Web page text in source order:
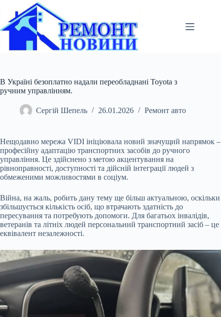
вмісту
В Україні безоплатно надали переобладнані Toyota з
ручним управлінням.
Сергій Шепель 26.01.2026 Ремонт авто
Нещодавно мережа VIDI ініціювала новий значущий напрямок –
професійну адаптацію транспортних засобів до ручного
управління. Це здійснено з метою акцентування на
рівноправності, доступності та дійсній інтеграції людей з
обмеженими можливостями в соціум.
Війна, на жаль, робить дану тему ще більш актуальною, оскільки
збільшується кількість осіб, що втрачають здатність до
пересування та потребують допомоги. Для багатьох інвалідів,
ветеранів та літніх людей персональний транспортний засіб – це
еквівалент незалежності.